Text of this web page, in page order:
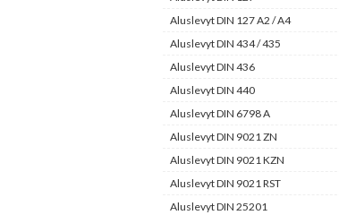
Aluslevyt DIN 127 A2 / A4
Aluslevyt DIN 434 / 435
Aluslevyt DIN 436
Aluslevyt DIN 440
Aluslevyt DIN 6798 A
Aluslevyt DIN 9021 ZN
Aluslevyt DIN 9021 KZN
Aluslevyt DIN 9021 RST
Aluslevyt DIN 25201